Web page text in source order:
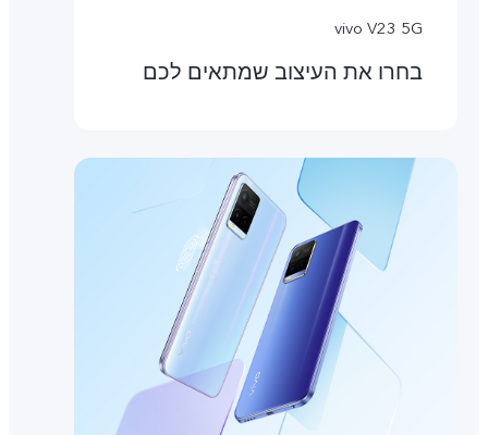
vivo V23 5G
בחרו את העיצוב שמתאים לכם